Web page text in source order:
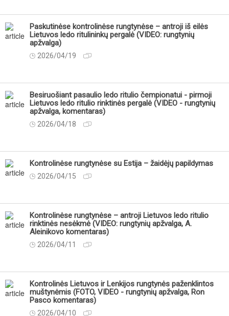
Paskutinėse kontrolinėse rungtynėse – antroji iš eilės
Lietuvos ledo ritulininkų pergalė (VIDEO: rungtynių
apžvalga)
2026/04/19
Besiruošiant pasaulio ledo ritulio čempionatui - pirmoji
Lietuvos ledo ritulio rinktinės pergalė (VIDEO - rungtynių
apžvalga, komentaras)
2026/04/18
Kontrolinėse rungtynėse su Estija – žaidėjų papildymas
2026/04/15
Kontrolinėse rungtynėse – antroji Lietuvos ledo ritulio
rinktinės nesėkmė (VIDEO: rungtynių apžvalga, A.
Aleinikovo komentaras)
2026/04/11
Kontrolinės Lietuvos ir Lenkijos rungtynės paženklintos
muštynėmis (FOTO, VIDEO - rungtynių apžvalga, Ron
Pasco komentaras)
2026/04/10